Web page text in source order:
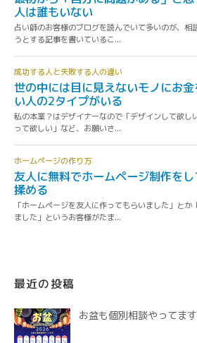
最近の投稿
お盆も個別相談やってます